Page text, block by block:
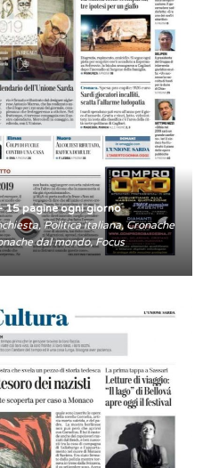
15 pagine ogni giorno
Politica italiana, Cronache
dal mondo, Focus